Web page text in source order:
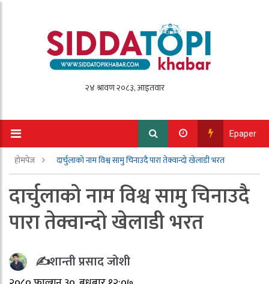
Epaper
होमपेज दार्चुलाको नाम विश्व सामु चिनाउदै पारा तेक्वान्दो खेलाडी भरत
दार्चुलाको नाम विश्व सामु चिनाउदै
पारा तेक्वान्दो खेलाडी भरत
✍️शान्ती प्रसाद जोशी